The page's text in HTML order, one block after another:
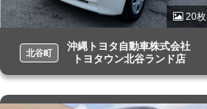
20枚
北谷町
沖縄トヨタ自動車株式会社
トヨタウン北谷ランド店